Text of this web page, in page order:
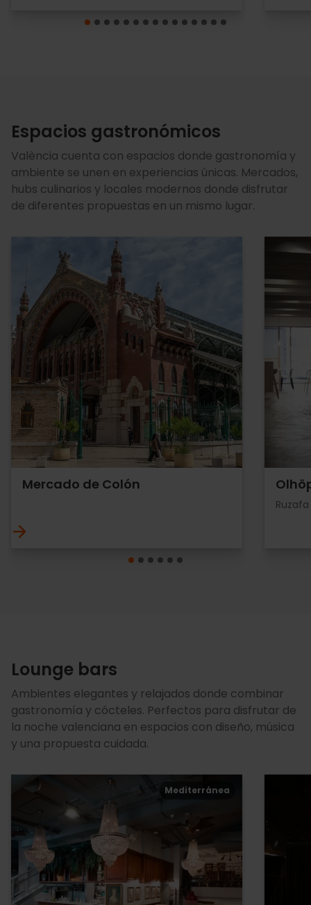
Espacios gastronómicos
València cuenta con espacios donde gastronomía y
ambiente se unen en experiencias únicas. Mercados,
hubs culinarios y locales modernos donde disfrutar
de diferentes propuestas en un mismo lugar.
Mercado de Colón
Lounge bars
Ambientes elegantes y relajados donde combinar
gastronomía y cócteles. Perfectos para disfrutar de
la noche valenciana en espacios con diseño, música
y una propuesta cuidada.
Mediterránea